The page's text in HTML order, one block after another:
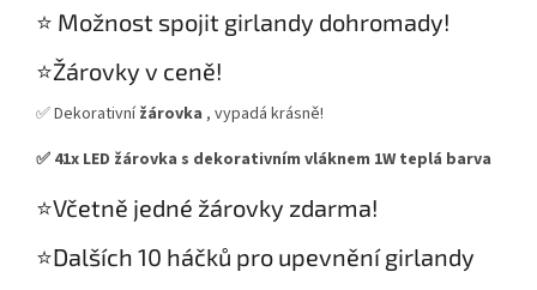
⭐️ Možnost spojit girlandy dohromady!
⭐️Žárovky v ceně!
✅ Dekorativnížárovka , vypadá krásně!
✅ 41x LED žárovka s dekorativním vláknem 1W teplá barva
⭐️Včetně jedné žárovky zdarma!
⭐️Dalších 10 háčků pro upevnění girlandy